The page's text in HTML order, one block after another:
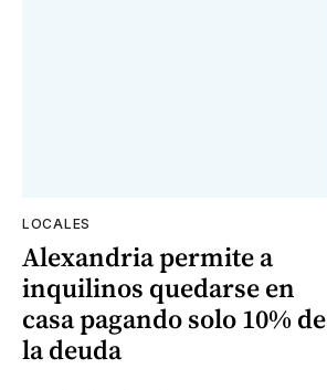
LOCALES
Alexandria permite a
inquilinos quedarse en
casa pagando solo 10% de
la deuda